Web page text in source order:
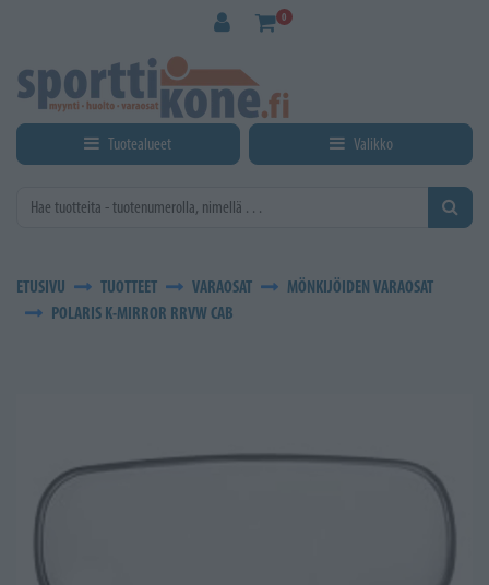
0
Tuotealueet Valikko
ETUSIVU TUOTTEET VARAOSAT
MÖNKIJÖIDEN VARAOSAT
POLARIS K-MIRROR RRVW CAB